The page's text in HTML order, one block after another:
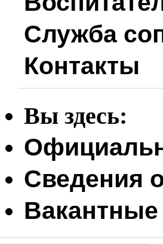
Служба
Контакты
Вы здесь:
Сведения